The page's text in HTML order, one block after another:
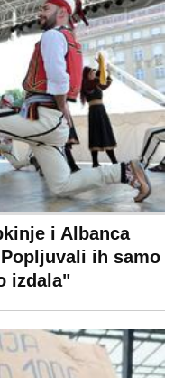
ove godine treba
Nečija cela